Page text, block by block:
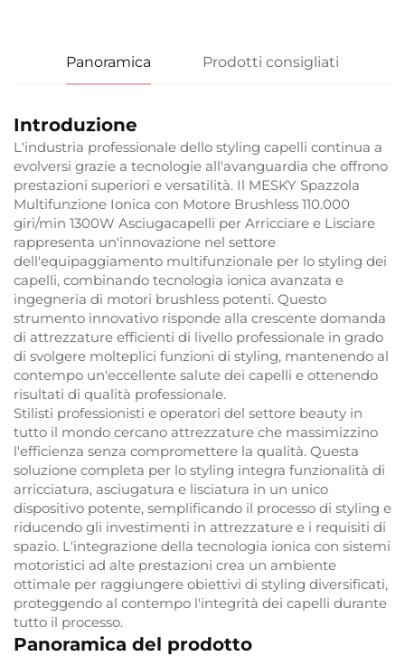
Panoramica Prodotti consigliati
Introduzione
L'industria professionale dello styling capelli continua a
evolversi grazie a tecnologie all'avanguardia che offrono
prestazioni superiori e versatilità. Il MESKY Spazzola
Multifunzione Ionica con Motore Brushless 110.000
giri/min 1300W Asciugacapelli per Arricciare e Lisciare
rappresenta un'innovazione nel settore
dell'equipaggiamento multifunzionale per lo styling dei
capelli, combinando tecnologia ionica avanzata e
ingegneria di motori brushless potenti. Questo
strumento innovativo risponde alla crescente domanda
di attrezzature efficienti di livello professionale in grado
di svolgere molteplici funzioni di styling, mantenendo al
contempo un'eccellente salute dei capelli e ottenendo
risultati di qualità professionale.
Stilisti professionisti e operatori del settore beauty in
tutto il mondo cercano attrezzature che massimizzino
l'efficienza senza compromettere la qualità. Questa
soluzione completa per lo styling integra funzionalità di
arricciatura, asciugatura e lisciatura in un unico
dispositivo potente, semplificando il processo di styling e
riducendo gli investimenti in attrezzature e i requisiti di
spazio. L'integrazione della tecnologia ionica con sistemi
motoristici ad alte prestazioni crea un ambiente
ottimale per raggiungere obiettivi di styling diversificati,
proteggendo al contempo l'integrità dei capelli durante
tutto il processo.
Panoramica del prodotto